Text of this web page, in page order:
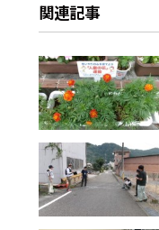
関連記事